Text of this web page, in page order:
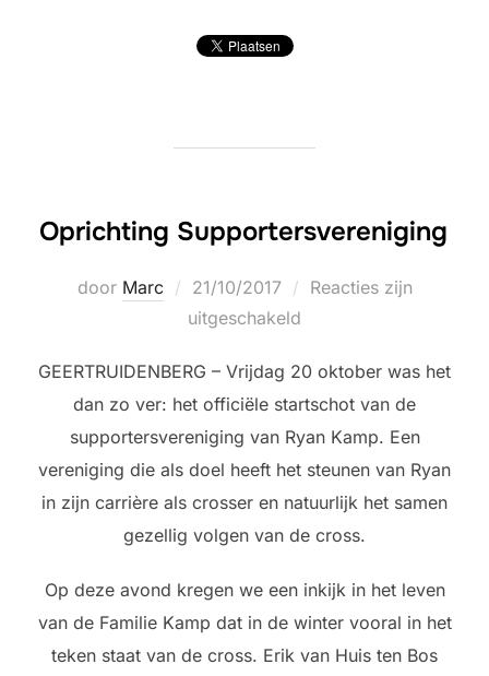
Oprichting Supportersvereniging
door Marc
Geplaatst
op
21/10/2017
Reacties zijn
uitgeschakeld
GEERTRUIDENBERG – Vrijdag 20 oktober was het
dan zo ver: het officiële startschot van de
supportersvereniging van Ryan Kamp. Een
vereniging die als doel heeft het steunen van Ryan
in zijn carrière als crosser en natuurlijk het samen
gezellig volgen van de cross.
Op deze avond kregen we een inkijk in het leven
van de Familie Kamp dat in de winter vooral in het
teken staat van de cross. Erik van Huis ten Bos